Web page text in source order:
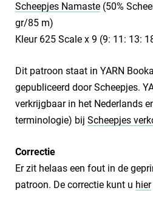
Scheepjes Namaste (50%
gr/85 m)
Kleur 625 Scale x 9 (9: 11: 13:
Dit patroon staat in YARN
gepubliceerd door Scheepjes.
verkrijgbaar in het Nederlands
terminologie) bij Scheepjes
Correctie
Er zit helaas een fout in de
patroon. De correctie kunt u hier